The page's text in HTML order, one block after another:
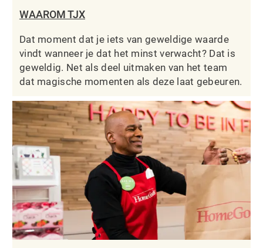
WAAROM TJX
Dat moment dat je iets van geweldige waarde
vindt wanneer je dat het minst verwacht? Dat is
geweldig. Net als deel uitmaken van het team
dat magische momenten als deze laat gebeuren.